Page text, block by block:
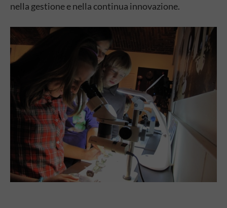
nella gestione e nella continua innovazione.